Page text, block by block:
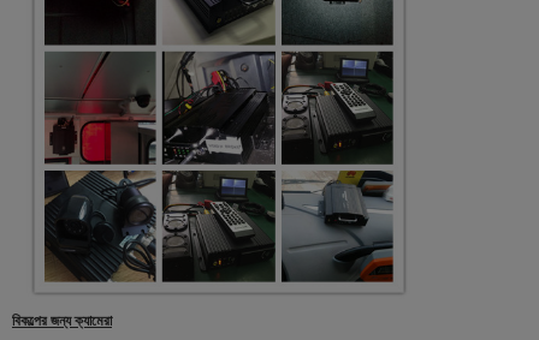
বিকল্পের জন্য ক্যামেরা